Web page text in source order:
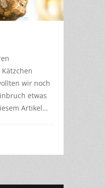
wir noch
etwas
Artikel…